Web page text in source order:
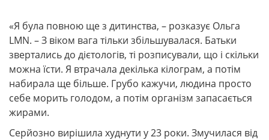
«Я була повною ще з дитинства, – розказує Ольга
LMN. – З віком вага тільки збільшувалася. Батьки
звертались до дієтологів, ті розписували, що і скільки
можна їсти. Я втрачала декілька кілограм, а потім
набирала ще більше. Грубо кажучи, людина просто
себе морить голодом, а потім організм запасається
жирами.
Серйозно вирішила худнути у 23 роки. Змучилася від